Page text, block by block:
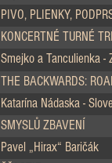
PIVO, PLIENKY,
KONCERTNÉ TURNÉ
Smejko a Tanculienka -
THE BACKWARDS:
Katarína Nádaska -
SMYSLŮ ZBAVENÍ
Pavel „Hirax“ Baričák